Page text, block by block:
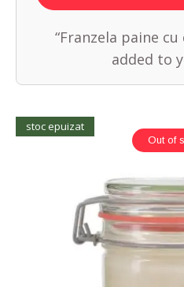
“Franzela paine
added to
Out of
stoc epuizat